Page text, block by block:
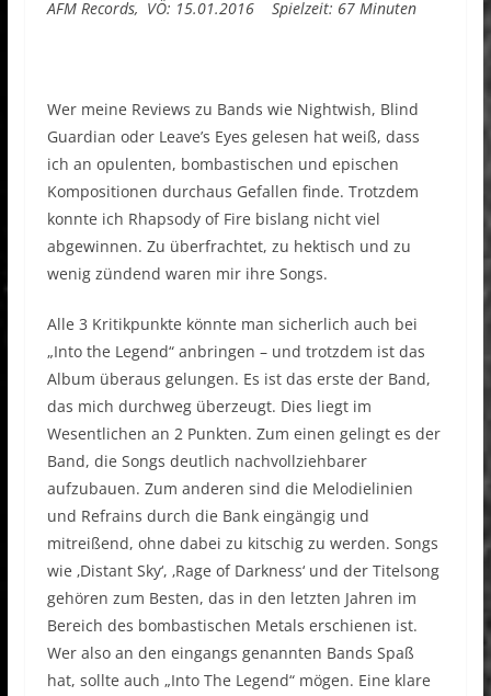
AFM Records, VÖ: 15.01.2016 Spielzeit: 67 Minuten
Wer meine Reviews zu Bands wie Nightwish, Blind
Guardian oder Leave’s Eyes gelesen hat weiß, dass
ich an opulenten, bombastischen und epischen
Kompositionen durchaus Gefallen finde. Trotzdem
konnte ich Rhapsody of Fire bislang nicht viel
abgewinnen. Zu überfrachtet, zu hektisch und zu
wenig zündend waren mir ihre Songs.
Alle 3 Kritikpunkte könnte man sicherlich auch bei
„Into the Legend“ anbringen – und trotzdem ist das
Album überaus gelungen. Es ist das erste der Band,
das mich durchweg überzeugt. Dies liegt im
Wesentlichen an 2 Punkten. Zum einen gelingt es der
Band, die Songs deutlich nachvollziehbarer
aufzubauen. Zum anderen sind die Melodielinien
und Refrains durch die Bank eingängig und
mitreißend, ohne dabei zu kitschig zu werden. Songs
wie ‚Distant Sky‘, ‚Rage of Darkness‘ und der Titelsong
gehören zum Besten, das in den letzten Jahren im
Bereich des bombastischen Metals erschienen ist.
Wer also an den eingangs genannten Bands Spaß
hat, sollte auch „Into The Legend“ mögen. Eine klare